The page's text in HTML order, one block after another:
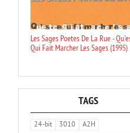
Les Sages Poetes De La Rue -
Qui Fait Marcher Les Sages (1995)
TAGS
24-bit 3010
A2H